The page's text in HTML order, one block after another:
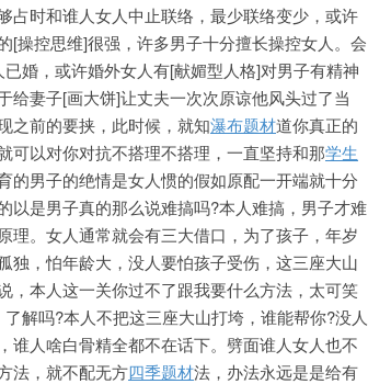
占时和谁人女人中止联络，最少联络变少，或许
[操控思维]很强，许多男子十分擅长操控女人。会
婚，或许婚外女人有[献媚型人格]对男子有精神
给妻子[画大饼]让丈夫一次次原谅他风头过了当
之前的要挟，此时候，就知瀑布题材道你真正的
可以对你对抗不搭理不搭理，一直坚持和那学生
的男子的绝情是女人惯的假如原配一开端就十分
以是男子真的那么说难搞吗?本人难搞，男子才难
理。女人通常就会有三大借口，为了孩子，年岁
独，怕年龄大，没人要怕孩子受伤，这三座大山
，本人这一关你过不了跟我要什么方法，太可笑
解吗?本人不把这三座大山打垮，谁能帮你?没人
谁人啥白骨精全都不在话下。劈面谁人女人也不
法，就不配无方四季题材法，办法永远是是给有